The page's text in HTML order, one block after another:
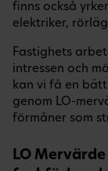
finns också
elektriker,
Fastighets
intressen och
kan vi få en
genom LO-
förmåner som
LO